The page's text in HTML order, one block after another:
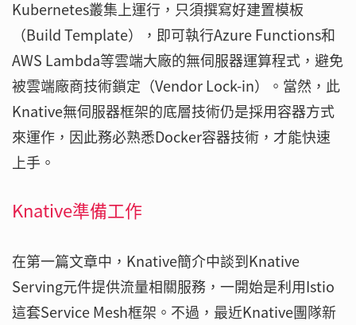
Kubernetes叢集上運行，只須撰寫好建置模板
（Build Template），即可執行Azure Functions和
AWS Lambda等雲端大廠的無伺服器運算程式，避免
被雲端廠商技術鎖定（Vendor Lock-in）。當然，此
Knative無伺服器框架的底層技術仍是採用容器方式
來運作，因此務必熟悉Docker容器技術，才能快速
上手。
Knative準備工作
在第一篇文章中，Knative簡介中談到Knative
Serving元件提供流量相關服務，一開始是利用Istio
這套Service Mesh框架。不過，最近Knative團隊新